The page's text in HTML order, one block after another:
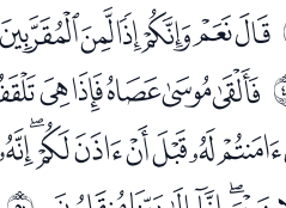
ﭦﭧﭨﭩﭪﭫ